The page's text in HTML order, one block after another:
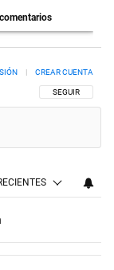
SIGA ESTA
SEGUIR
CREAR CUENTA